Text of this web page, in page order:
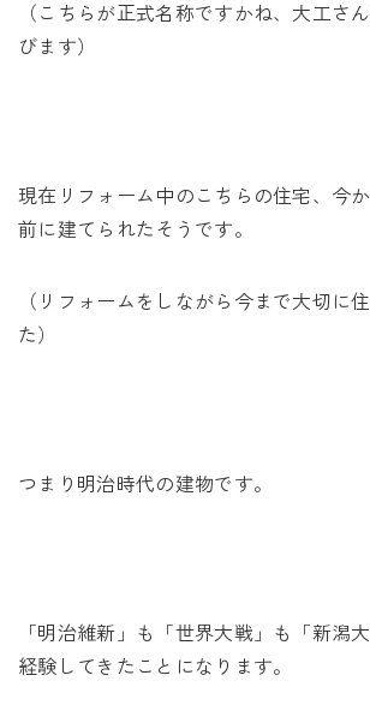
（こちらが正式名称ですかね、大工さ
びます）
現在リフォーム中のこちらの住宅、今
前に建てられたそうです。
（リフォームをしながら今まで大切に
た）
つまり明治時代の建物です。
「明治維新」も「世界大戦」も「新潟
経験してきたことになります。